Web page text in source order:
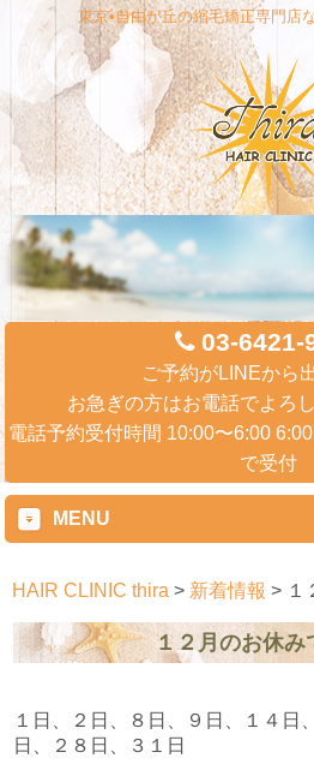
東京•自由が丘の縮毛矯正専門店
03-6421-
ご予約がLINEから
お急ぎの方はお電話でよろ
電話予約受付時間 10:00〜6:00
で受付
MENU
HAIR CLINIC thira > 新着情報 >
１２月のお休
１日、２日、８日、９日、１４日
日、２８日、３１日